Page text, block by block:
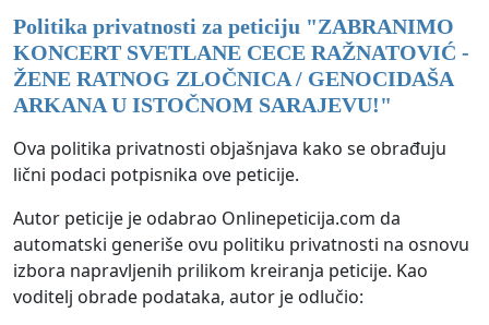
Politika privatnosti za peticiju "ZABRANIMO
KONCERT SVETLANE CECE RAŽNATOVIĆ -
ŽENE RATNOG ZLOČNICA / GENOCIDAŠA
ARKANA U ISTOČNOM SARAJEVU!"
Ova politika privatnosti objašnjava kako se obrađuju
lični podaci potpisnika ove peticije.
Autor peticije je odabrao Onlinepeticija.com da
automatski generiše ovu politiku privatnosti na osnovu
izbora napravljenih prilikom kreiranja peticije. Kao
voditelj obrade podataka, autor je odlučio: